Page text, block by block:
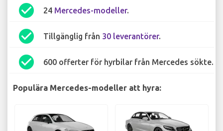
check_circle 24 Mercedes-modeller.
check_circle Tillgänglig från 30 leverantörer.
check_circle 600 offerter för hyrbilar från Mercedes sökte.
Populära Mercedes-modeller att hyra: